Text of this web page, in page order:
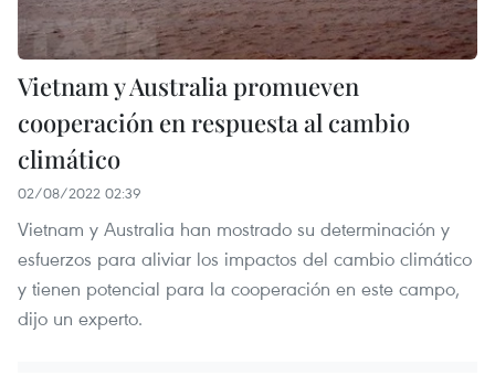
Vietnam y Australia promueven
cooperación en respuesta al cambio
climático
02/08/2022 02:39
Vietnam y Australia han mostrado su determinación y
esfuerzos para aliviar los impactos del cambio climático
y tienen potencial para la cooperación en este campo,
dijo un experto.